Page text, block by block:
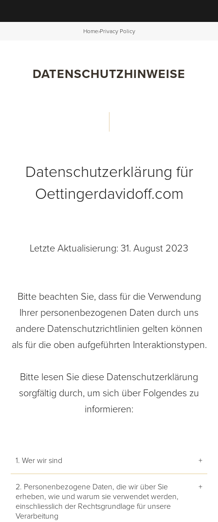
Home›Privacy Policy
DATENSCHUTZHINWEISE
Datenschutzerklärung für
Oettingerdavidoff.com
Letzte Aktualisierung: 31. August 2023
Bitte beachten Sie, dass für die Verwendung
Ihrer personenbezogenen Daten durch uns
andere Datenschutzrichtlinien gelten können
als für die oben aufgeführten Interaktionstypen.
Bitte lesen Sie diese Datenschutzerklärung
sorgfältig durch, um sich über Folgendes zu
informieren:
1. Wer wir sind +
2. Personenbezogene Daten, die wir über Sie
erheben, wie und warum sie verwendet werden,
einschliesslich der Rechtsgrundlage für unsere
Verarbeitung
+